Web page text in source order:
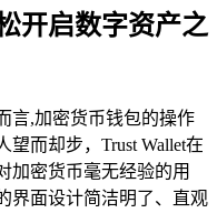
开启数字资产之
言,加密货币钱包的操作
而却步，Trust Wallet在
加密货币毫无经验的用
界面设计简洁明了、直观